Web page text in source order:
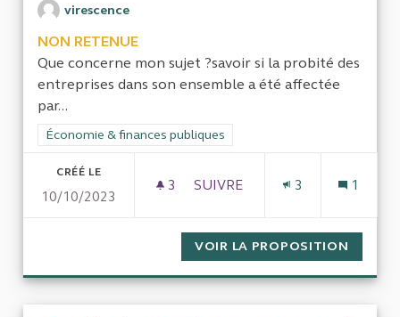
virescence
NON RETENUE
Que concerne mon sujet ?savoir si la probité des
entreprises dans son ensemble a été affectée
par...
Filtrer les résultats de la catégorie : Économie & finances
Économie & finances publiques
CRÉÉ LE
10/10/2023
3 3 ABONNÉS
SUIVRE
3 1
VOIR LA PROPOSITION